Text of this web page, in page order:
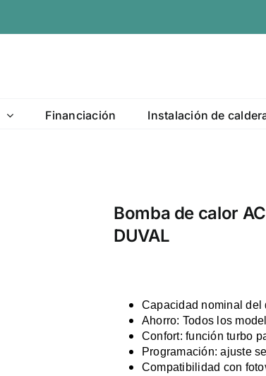
Financiación Instalación de
Bomba de calor
DUVAL
Capacidad nominal del
Ahorro: Todos los
Confort: función turbo
Programación: ajuste
Compatibilidad con